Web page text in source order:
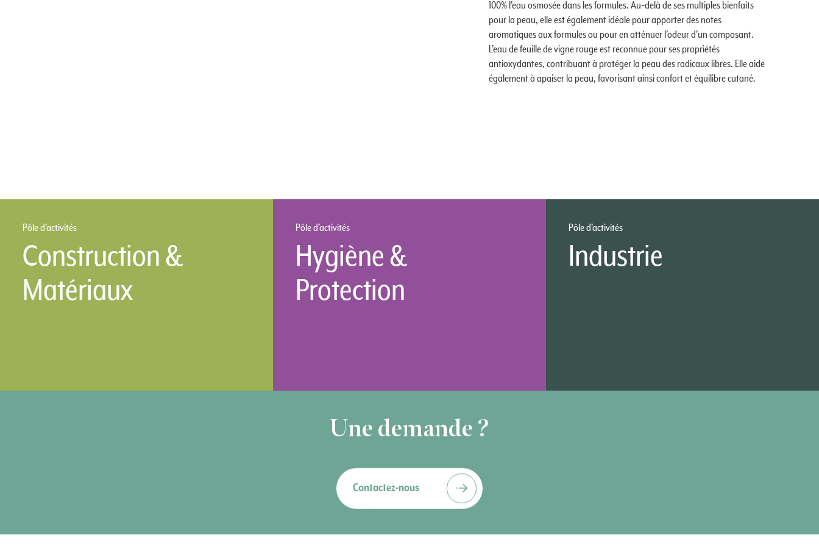
100% l’eau osmosée dans les formules. Au‑delà de ses multiples bienfaits
pour la peau, elle est également idéale pour apporter des notes
aromatiques aux formules ou pour en atténuer l’odeur d’un composant.
L’eau de feuille de vigne rouge est reconnue pour ses propriétés
antioxydantes, contribuant à protéger la peau des radicaux libres. Elle aide
également à apaiser la peau, favorisant ainsi confort et équilibre cutané.
Pôle d’activités
Construction &
Matériaux
Pôle d’activités
Hygiène &
Protection
Pôle d’activités
Industrie
Une demande ?
Contactez-nous